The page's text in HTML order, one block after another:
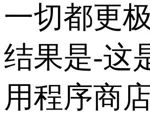
一切都更
结果是-这
用程序商